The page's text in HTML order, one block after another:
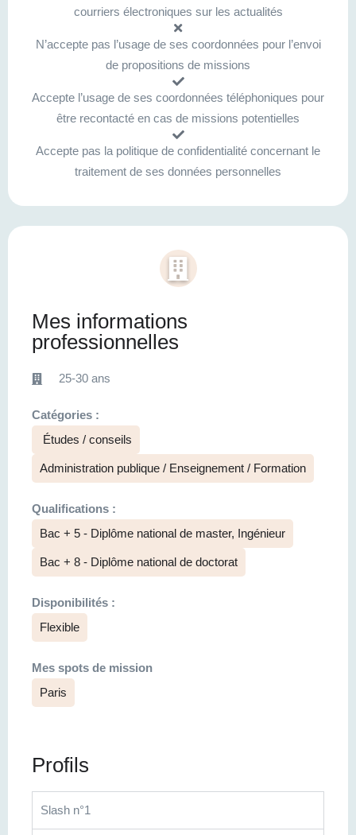
courriers électroniques sur les actualités
N’accepte pas l’usage de ses coordonnées pour l’envoi
de propositions de missions
Accepte l’usage de ses coordonnées téléphoniques pour
être recontacté en cas de missions potentielles
Accepte pas la politique de confidentialité concernant le
traitement de ses données personnelles
Mes informations
professionnelles
25-30 ans
Catégories :
Études / conseils
Administration publique / Enseignement / Formation
Qualifications :
Bac + 5 - Diplôme national de master, Ingénieur
Bac + 8 - Diplôme national de doctorat
Disponibilités :
Flexible
Mes spots de mission
Paris
Profils
Slash n°1